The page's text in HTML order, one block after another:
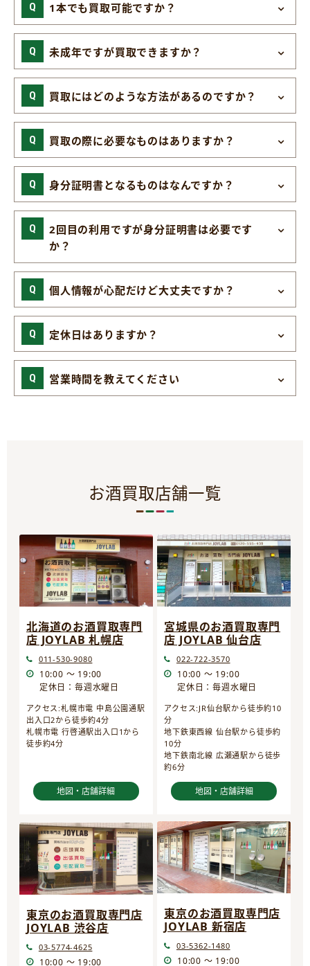
1本でも買取可能ですか？
未成年ですが買取できますか？
買取にはどのような方法があるのですか？
買取の際に必要なものはありますか？
身分証明書となるものはなんですか？
2回目の利用ですが身分証明書は必要です
か？
個人情報が心配だけど大丈夫ですか？
定休日はありますか？
営業時間を教えてください
お酒買取店舗一覧
北海道のお酒買取専門
店 JOYLAB 札幌店
011-530-9080
10:00 ～ 19:00
定休日：毎週水曜日
アクセス:札幌市電 中島公園通駅
出入口2から徒歩約4分
札幌市電 行啓通駅出入口1から
徒歩約4分
地図・店舗詳細
宮城県のお酒買取専門
店 JOYLAB 仙台店
022-722-3570
10:00 ～ 19:00
定休日：毎週水曜日
アクセス:JR仙台駅から徒歩約10
分
地下鉄東西線 仙台駅から徒歩約
10分
地下鉄南北線 広瀬通駅から徒歩
約6分
地図・店舗詳細
東京のお酒買取専門店
JOYLAB 渋谷店
03-5774-4625
10:00 ～ 19:00
東京のお酒買取専門店
JOYLAB 新宿店
03-5362-1480
10:00 ～ 19:00